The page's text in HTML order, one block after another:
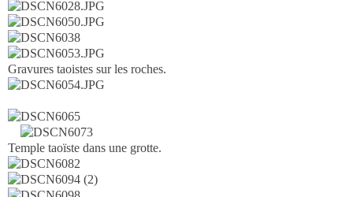
Gravures taoistes sur les roches.
Temple taoïste dans une grotte.